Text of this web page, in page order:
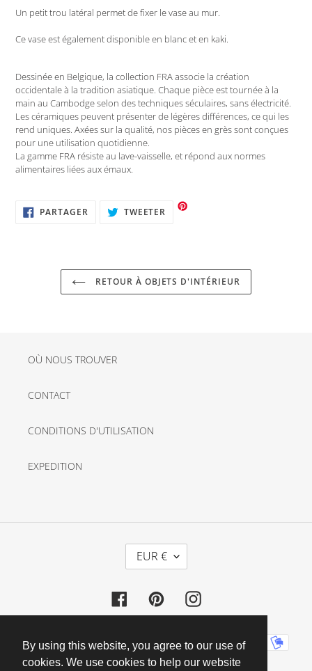
By using this website, you agree to our use of
cookies. We use cookies to help our website
Un petit trou latéral permet de fixer le vase au mur.
Ce vase est également disponible en blanc et en kaki.
Dessinée en Belgique, la collection FRA associe la création
occidentale à la tradition asiatique. Chaque pièce est tournée à la
main au Cambodge selon des techniques séculaires, sans électricité.
Les céramiques peuvent présenter de légères différences, ce qui les
rend uniques. Axées sur la qualité, nos pièces en grès sont conçues
pour une utilisation quotidienne.
La gamme FRA résiste au lave-vaisselle, et répond aux normes
alimentaires liées aux émaux.
PARTAGER PARTAGER
SUR
TWEETER TWEETER
RETOUR À OBJETS D'INTÉRIEUR
OÙ NOUS TROUVER
CONTACT
CONDITIONS D'UTILISATION
EXPEDITION
D
E
I
S
EUR €
FacebookPinterestInstagram
de
paiement